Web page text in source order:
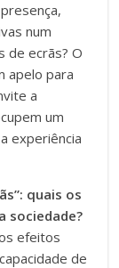
num
de ecrãs? O
apelo para
a
um
experiência
quais os
sociedade?
efeitos
de